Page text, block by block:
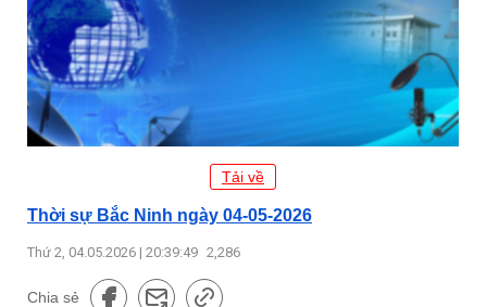
Tải về
Thời sự Bắc Ninh ngày 04-05-2026
Thứ 2, 04.05.2026 | 20:39:49 2,286
Chia sẻ